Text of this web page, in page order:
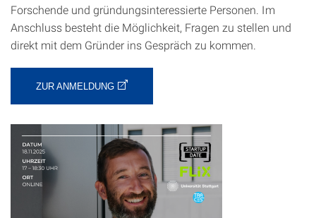
Forschende und gründungsinteressierte Personen. Im
Anschluss besteht die Möglichkeit, Fragen zu stellen und
direkt mit dem Gründer ins Gespräch zu kommen.
ZUR ANMELDUNG